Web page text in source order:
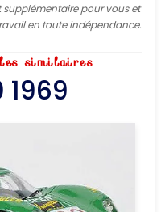
pour vous et
en toute indépendance.
similaires
1969